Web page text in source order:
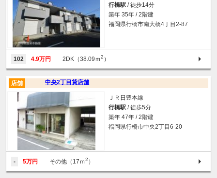
行橋駅 / 徒歩14分
築年 35年 / 2階建
福岡県行橋市南大橋4丁目2-87
102 4.9万円 2DK（38.09ｍ2 ）
中央2丁目貸店舗
店舗
ＪＲ日豊本線
行橋駅 / 徒歩5分
築年 47年 / 2階建
福岡県行橋市中央2丁目6-20
- 5万円 その他（17ｍ2 ）